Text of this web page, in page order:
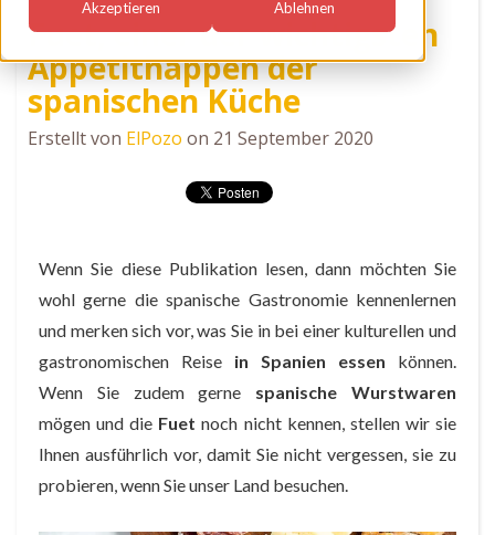
Akzeptieren Ablehnen
Fuet, einer der wichtigsten
Appetithappen der
spanischen Küche
Erstellt von ElPozo on 21 September 2020
Wenn Sie diese Publikation lesen, dann möchten Sie
wohl gerne die spanische Gastronomie kennenlernen
und merken sich vor, was Sie in bei einer kulturellen und
gastronomischen Reise in Spanien essen können.
Wenn Sie zudem gerne spanische Wurstwaren
mögen und die Fuet noch nicht kennen, stellen wir sie
Ihnen ausführlich vor, damit Sie nicht vergessen, sie zu
probieren, wenn Sie unser Land besuchen.